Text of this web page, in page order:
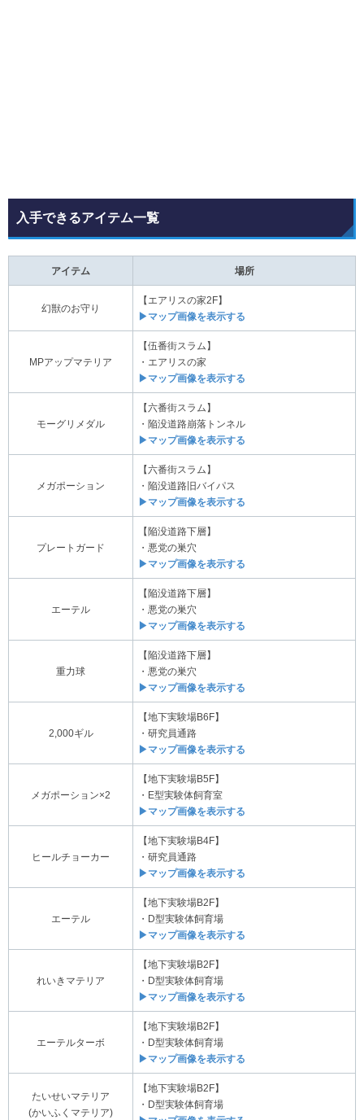
入手できるアイテム一覧
アイテム 場所
幻獣のお守り
【エアリスの家2F】
▶マップ画像を表示する
MPアップマテリア
【伍番街スラム】
・エアリスの家
▶マップ画像を表示する
モーグリメダル
【六番街スラム】
・陥没道路崩落トンネル
▶マップ画像を表示する
メガポーション
【六番街スラム】
・陥没道路旧バイパス
▶マップ画像を表示する
プレートガード
【陥没道路下層】
・悪党の巣穴
▶マップ画像を表示する
エーテル
【陥没道路下層】
・悪党の巣穴
▶マップ画像を表示する
重力球
【陥没道路下層】
・悪党の巣穴
▶マップ画像を表示する
2,000ギル
【地下実験場B6F】
・研究員通路
▶マップ画像を表示する
メガポーション×2
【地下実験場B5F】
・E型実験体飼育室
▶マップ画像を表示する
ヒールチョーカー
【地下実験場B4F】
・研究員通路
▶マップ画像を表示する
エーテル
【地下実験場B2F】
・D型実験体飼育場
▶マップ画像を表示する
れいきマテリア
【地下実験場B2F】
・D型実験体飼育場
▶マップ画像を表示する
エーテルターボ
【地下実験場B2F】
・D型実験体飼育場
▶マップ画像を表示する
たいせいマテリア
(かいふくマテリア)
【地下実験場B2F】
・D型実験体飼育場